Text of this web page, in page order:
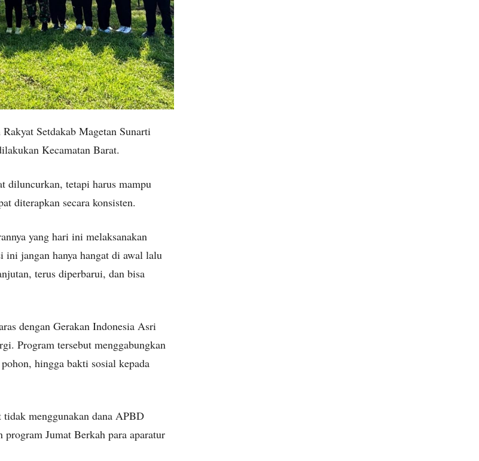
Setdakab Magetan Sunarti
Kecamatan Barat.
diluncurkan, tetapi harus mampu
diterapkan secara konsisten.
yang hari ini melaksanakan
ini jangan hanya hangat di awal lalu
terus diperbarui, dan bisa
dengan Gerakan Indonesia Asri
Program tersebut menggabungkan
hingga bakti sosial kepada
menggunakan dana APBD
program Jumat Berkah para aparatur